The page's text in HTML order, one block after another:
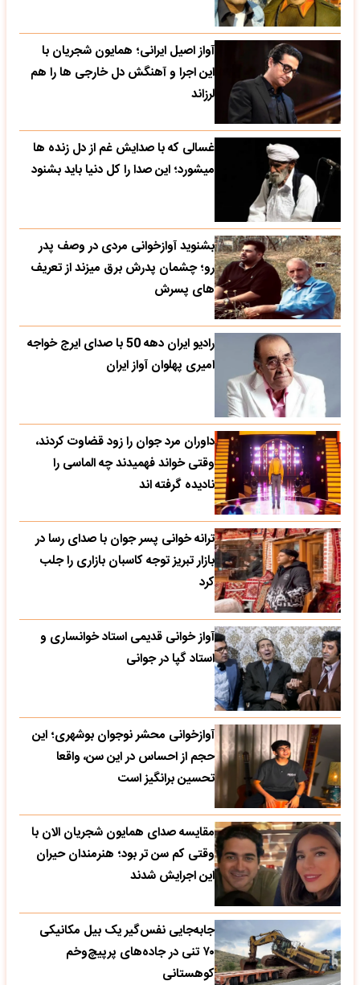
آواز اصیل ایرانی؛ همایون شجریان با
این اجرا و آهنگش دل خارجی ها را هم
لرزاند
غسالی که با صدایش غم از دل زنده ها
میشورد؛ این صدا را کل دنیا باید بشنود
بشنوید آوازخوانی مردی در وصف پدر
رو؛ چشمان پدرش برق میزند از تعریف
های پسرش
رادیو ایران دهه 50 با صدای ایرج خواجه
امیری پهلوان آواز ایران
داوران مرد جوان را زود قضاوت کردند،
وقتی خواند فهمیدند چه الماسی را
نادیده گرفته اند
ترانه خوانی پسر جوان با صدای رسا در
بازار تبریز توجه کاسبان بازاری را جلب
کرد
آواز خوانی قدیمی استاد خوانساری و
استاد گپا در جوانی
آوازخوانی محشر نوجوان بوشهری؛ این
حجم از احساس در این سن، واقعا
تحسین‌ برانگیز است
مقایسه صدای همایون شجریان الان با
وقتی کم سن تر بود؛ هنرمندان حیران
این اجرایش شدند
جابه‌جایی نفس‌گیر یک بیل مکانیکی
۷۰ تنی در جاده‌های پرپیچ‌وخم
کوهستانی